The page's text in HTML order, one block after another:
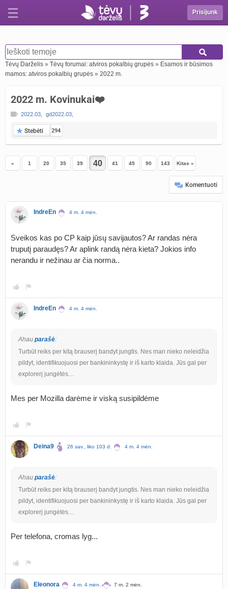
Prisijunk
Tėvų Darželis » Tėvų forumai: atviros pokalbių grupės » Esamos ir būsimos
mamos: atviros pokalbių grupės » 2022 m.
2022 m. Kovinukai❤️
2022.03 gd2022.03
Stebėti 294
« 1 20 35 39 41 45 90 143 Kitas »
Komentuoti
IndreEn 4 m. 4 mėn.
Sveikos kas po CP kaip jūsų savijautos? Ar randas nėra
truputį paraudęs? Ar aplink randą nėra kieta? Jokios info
nerandu ir nežinau ar čia norma..
IndreEn 4 m. 4 mėn.
Ahau parašė:
Turbūt reiks per kitą brauserį bandyt jungtis. Nes man nieko neleidžia
pildyt, identifikuojuosi per bankininkystę ir iš karto klaida. Jūs gal per
explorerį jungėtės…
Mes per Mozilla darėme ir viską susipildėme
Deina9 26 sav., liko 103 d. 4 m. 4 mėn.
Ahau parašė:
Turbūt reiks per kitą brauserį bandyt jungtis. Nes man nieko neleidžia
pildyt, identifikuojuosi per bankininkystę ir iš karto klaida. Jūs gal per
explorerį jungėtės…
Per telefona, cromas lyg...
Eleonora 4 m. 4 mėn. 7 m. 2 mėn.